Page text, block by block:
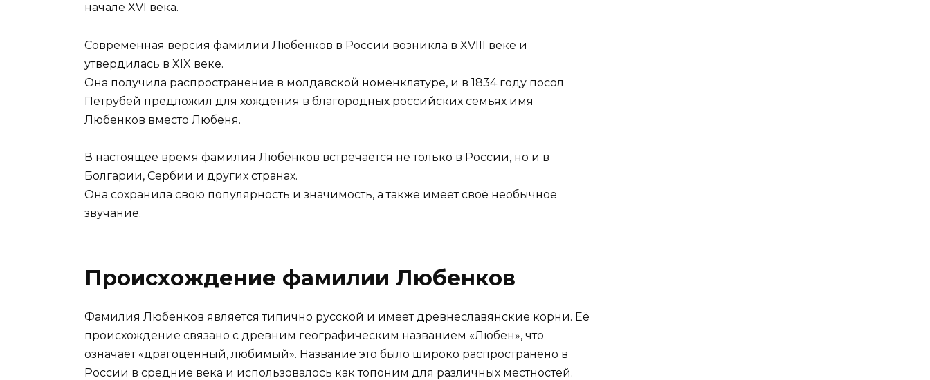
начале XVI века.
Современная версия фамилии Любенков в России возникла в XVIII веке и
утвердилась в XIX веке.
Она получила распространение в молдавской номенклатуре, и в 1834 году посол
Петрубей предложил для хождения в благородных российских семьях имя
Любенков вместо Любеня.
В настоящее время фамилия Любенков встречается не только в России, но и в
Болгарии, Сербии и других странах.
Она сохранила свою популярность и значимость, а также имеет своё необычное
звучание.
Происхождение фамилии Любенков
Фамилия Любенков является типично русской и имеет древнеславянские корни. Её
происхождение связано с древним географическим названием «Любен», что
означает «драгоценный, любимый». Название это было широко распространено в
России в средние века и использовалось как топоним для различных местностей.